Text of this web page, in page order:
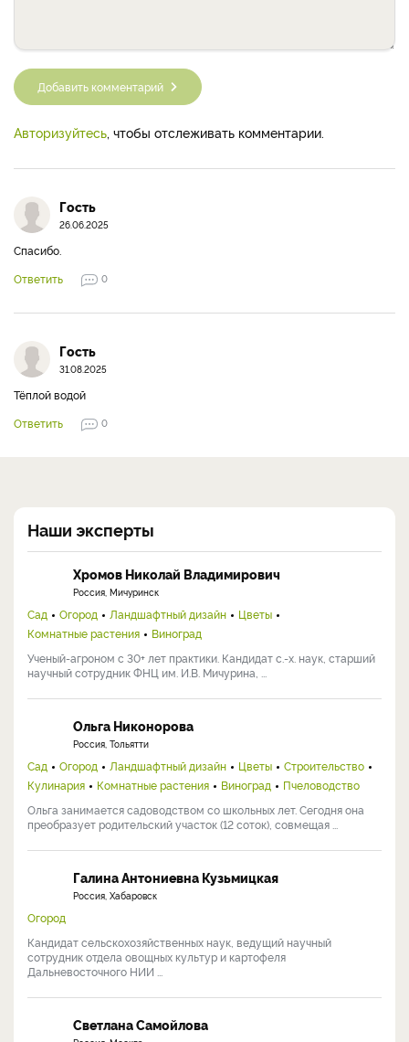
Добавить комментарий
Авторизуйтесь, чтобы отслеживать комментарии.
Гость
26.06.2025
Спасибо.
Ответить
0
Гость
31.08.2025
Тёплой водой
Ответить
0
Наши эксперты
Хромов Николай Владимирович
Россия, Мичуринск
Сад Огород Ландшафтный дизайн
Цветы
Комнатные растения
Виноград
Ученый-агроном с 30+ лет практики. Кандидат с.-х. наук, старший
научный сотрудник ФНЦ им. И.В. Мичурина, ...
Ольга Никонорова
Россия, Тольятти
Сад Огород Ландшафтный дизайн Цветы
Строительство
Кулинария
Комнатные растения Виноград
Пчеловодство
Ольга занимается садоводством со школьных лет. Сегодня она
преобразует родительский участок (12 соток), совмещая ...
Галина Антониевна Кузьмицкая
Россия, Хабаровск
Огород
Кандидат сельскохозяйственных наук, ведущий научный
сотрудник отдела овощных культур и картофеля
Дальневосточного НИИ ...
Светлана Самойлова